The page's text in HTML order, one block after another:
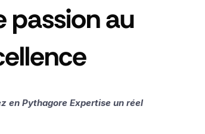
passion au
en Pythagore Expertise un réel